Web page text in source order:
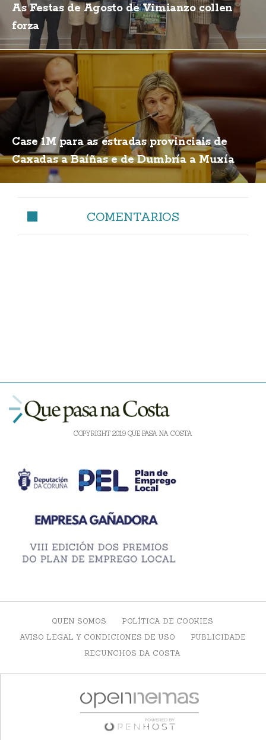
As Festas de Agosto de Vimianzo collen
forza
Case 1M para as estradas provinciais de
Caxadas a Baíñas e de Dumbría a Muxía
COMENTARIOS
COPYRIGHT 2019 QUE PASA NA COSTA
QUEN SOMOS
POLÍTICA DE COOKIES
AVISO LEGAL Y CONDICIONES DE USO
PUBLICIDADE
RECUNCHOS DA COSTA